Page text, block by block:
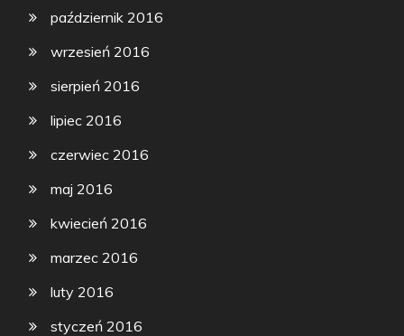
październik 2016
wrzesień 2016
sierpień 2016
lipiec 2016
czerwiec 2016
maj 2016
kwiecień 2016
marzec 2016
luty 2016
styczeń 2016